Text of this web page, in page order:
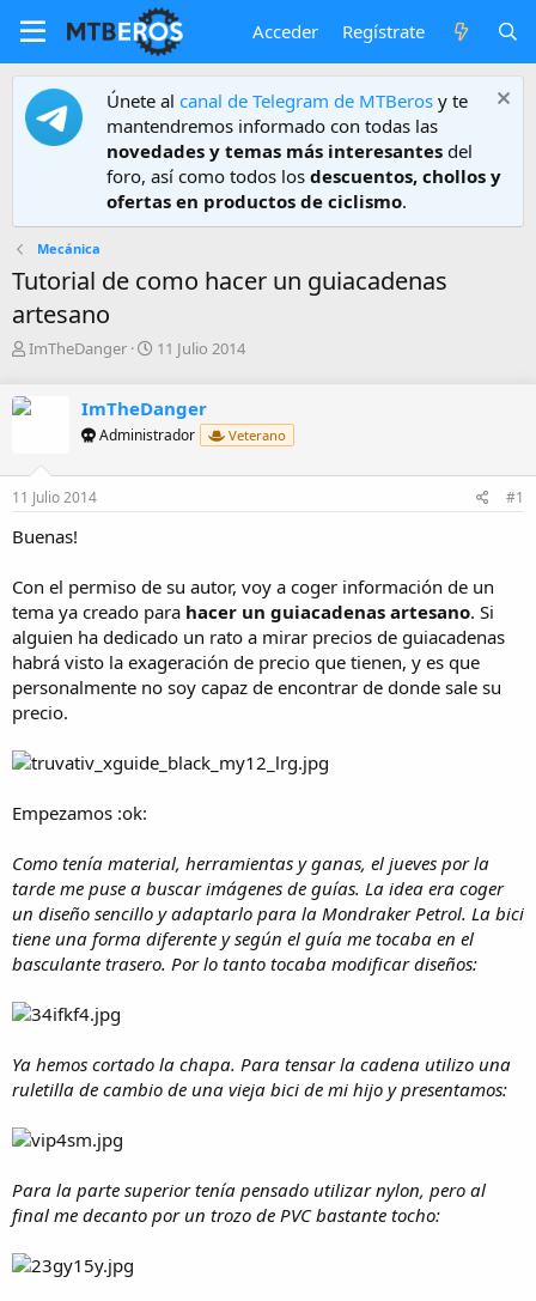
Acceder Regístrate
Únete al canal de Telegram de MTBeros y te
mantendremos informado con todas las
novedades y temas más interesantes del
foro, así como todos los descuentos, chollos y
ofertas en productos de ciclismo.
Mecánica
Tutorial de como hacer un guiacadenas
artesano
A
o
ImTheDanger
F
h
a
e
i
o
11 Julio 2014
ImTheDanger
Administrador Veterano
11 Julio 2014 #1
Buenas!
Con el permiso de su autor, voy a coger información de un
tema ya creado para hacer un guiacadenas artesano. Si
alguien ha dedicado un rato a mirar precios de guiacadenas
habrá visto la exageración de precio que tienen, y es que
personalmente no soy capaz de encontrar de donde sale su
precio.
Empezamos :ok:
Como tenía material, herramientas y ganas, el jueves por la
tarde me puse a buscar imágenes de guías. La idea era coger
un diseño sencillo y adaptarlo para la Mondraker Petrol. La bici
tiene una forma diferente y según el guía me tocaba en el
basculante trasero. Por lo tanto tocaba modificar diseños:
Ya hemos cortado la chapa. Para tensar la cadena utilizo una
ruletilla de cambio de una vieja bici de mi hijo y presentamos:
Para la parte superior tenía pensado utilizar nylon, pero al
final me decanto por un trozo de PVC bastante tocho: